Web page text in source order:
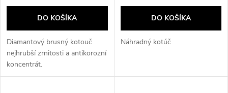
DO KOŠÍKA
Diamantový brusný kotouč
nejhrubší zrnitosti a antikorozní
koncentrát.
DO KOŠÍKA
Náhradný kotúč